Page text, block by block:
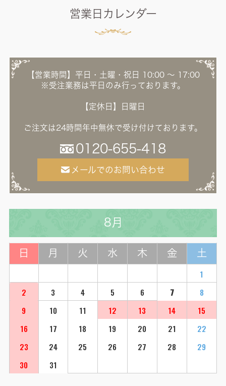
営業日カレンダー
【営業時間】平日・土曜・祝日 10:00 ～ 17:00
※受注業務は平日のみ行っております。
【定休日】日曜日
ご注文は24時間年中無休で受け付けております。
0120-655-418
メールでのお問い合わせ
8月
日 月 火 水 木 金 土
1
2
3 4 5 6 7
8
9
10 11 12 13 14
15
16
17 18 19 20 21
22
23
24 25 26 27 28
29
30
31